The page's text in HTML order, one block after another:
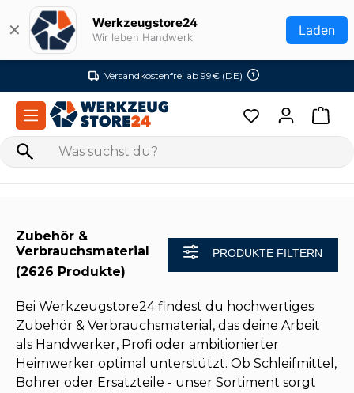
Zum Hauptinhalt springen
✕ Werkzeugstore24
Wir leben Handwerk Laden
Versandkostenfrei ab 99€ (DE)
Zubehör &
Verbrauchsmaterial
(2626 Produkte)
PRODUKTE FILTERN
Bei Werkzeugstore24 findest du hochwertiges
Zubehör & Verbrauchsmaterial, das deine Arbeit
als Handwerker, Profi oder ambitionierter
Heimwerker optimal unterstützt. Ob Schleifmittel,
Bohrer oder Ersatzteile - unser Sortiment sorgt